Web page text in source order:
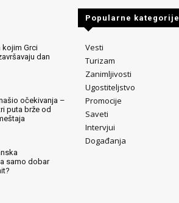
kojim Grci
dan
očekivanja –
puta brže od
samo dobar
Popularne kategorije
Vesti
Turizam
Zanimljivosti
Ugostiteljstvo
Promocije
Saveti
Intervjui
Događanja